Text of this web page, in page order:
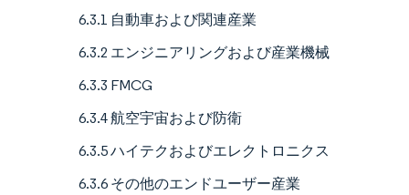
6.3.1 自動車および関連産業
6.3.2 エンジニアリングおよび産業機械
6.3.3 FMCG
6.3.4 航空宇宙および防衛
6.3.5 ハイテクおよびエレクトロニクス
6.3.6 その他のエンドユーザー産業